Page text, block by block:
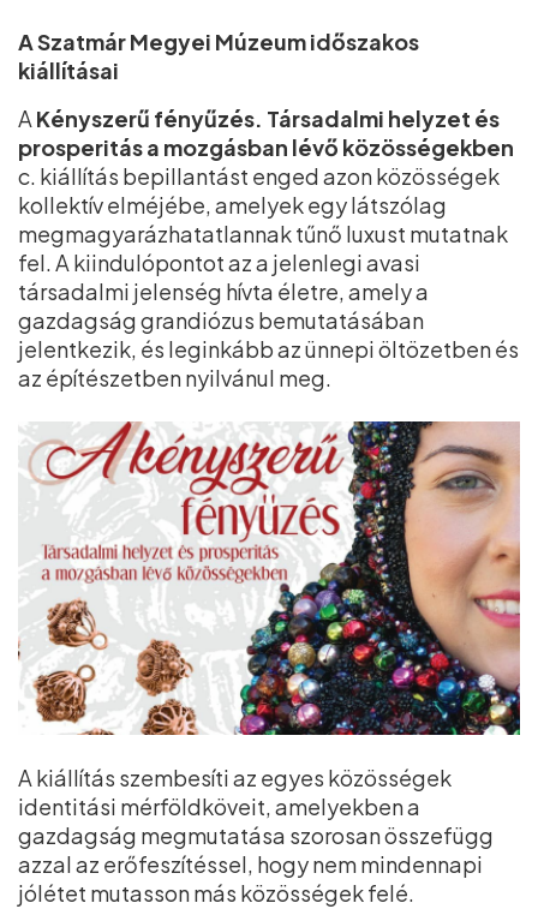
A Szatmár Megyei Múzeum időszakos
kiállításai
A Kényszerű fényűzés. Társadalmi helyzet és
prosperitás a mozgásban lévő közösségekben
c. kiállítás bepillantást enged azon közösségek
kollektív elméjébe, amelyek egy látszólag
megmagyarázhatatlannak tűnő luxust mutatnak
fel. A kiindulópontot az a jelenlegi avasi
társadalmi jelenség hívta életre, amely a
gazdagság grandiózus bemutatásában
jelentkezik, és leginkább az ünnepi öltözetben és
az építészetben nyilvánul meg.
A kiállítás szembesíti az egyes közösségek
identitási mérföldköveit, amelyekben a
gazdagság megmutatása szorosan összefügg
azzal az erőfeszítéssel, hogy nem mindennapi
jólétet mutasson más közösségek felé.